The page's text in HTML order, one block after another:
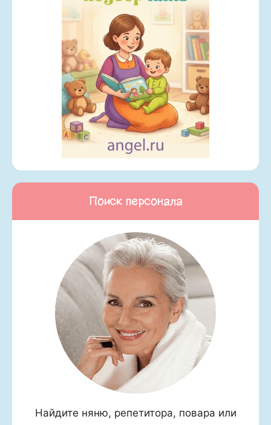
Поиск персонала
Найдите няню, репетитора, повара или